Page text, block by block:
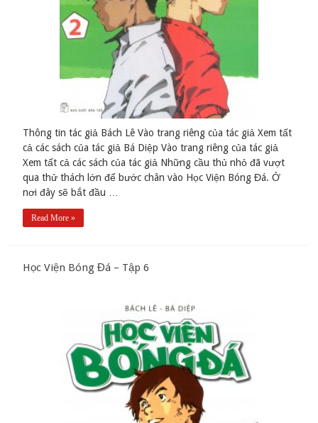
Thông tin tác giả Bách Lê Vào trang riêng của tác giả Xem tất
cả các sách của tác giả Bá Diệp Vào trang riêng của tác giả
Xem tất cả các sách của tác giả Những cầu thủ nhỏ đã vượt
qua thử thách lớn để bước chân vào Học Viện Bóng Đá. Ở
nơi đây sẽ bắt đầu …
Read More »
Học Viện Bóng Đá – Tập 6